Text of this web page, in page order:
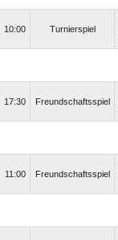
10:00 Turnierspiel
17:30 Freundschaftsspiel
11:00 Freundschaftsspiel